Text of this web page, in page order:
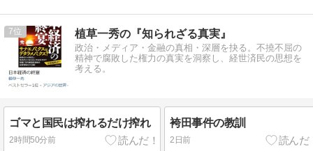
7 植草一秀の『知られざる真実』
政治・メディア・金融の真相・深層を抉る。不撓不屈の
精神で腐敗した権力の真実を洞察し、経世済民の思想を
考える。
ゴマと国民は搾れるだけ搾れ
2時間50分前
袴田事件の教訓
2日前